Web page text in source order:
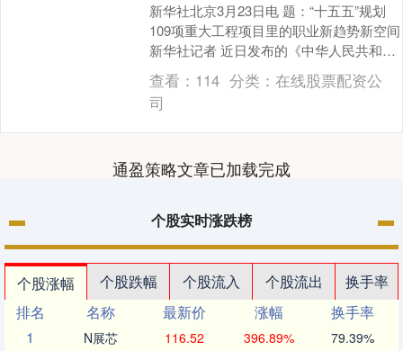
新华社北京3月23日电 题：“十五五”规划
109项重大工程项目里的职业新趋势新空间
新华社记者 近日发布的《中华人民共和国
国民经济和社会发展第十五个五年规划纲
要....
查看： 114 分类： 在线股票配资公
司
通盈策略文章已加载完成
个股实时涨跌榜
个股涨幅 个股跌幅 个股流入 个股流出
换手率
排名
名称 最新价 涨幅
换手率
1
N展芯 116.52 396.89% 79.39%